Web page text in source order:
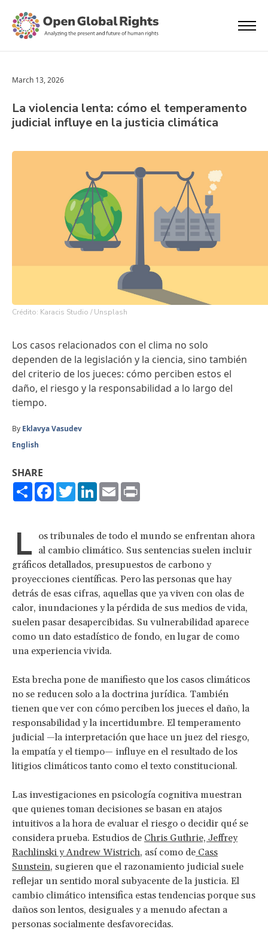
March 13, 2026
La violencia lenta: cómo el temperamento
judicial influye en la justicia climática
Crédito: Karacis Studio / Unsplash
Los casos relacionados con el clima no solo
dependen de la legislación y la ciencia, sino también
del criterio de los jueces: cómo perciben estos el
daño, el riesgo y la responsabilidad a lo largo del
tiempo.
By Eklavya Vasudev
English
SHARE
ShareFacebook
TwitterLinkedIn
Email
L os tribunales de todo el mundo se enfrentan ahora
al cambio climático. Sus sentencias suelen incluir
gráficos detallados, presupuestos de carbono y
proyecciones científicas. Pero las personas que hay
detrás de esas cifras, aquellas que ya viven con olas de
calor, inundaciones y la pérdida de sus medios de vida,
suelen pasar desapercibidas. Su vulnerabilidad aparece
como un dato estadístico de fondo, en lugar de como
una experiencia vivida.
Esta brecha pone de manifiesto que los casos climáticos
no se reducen solo a la doctrina jurídica. También
tienen que ver con cómo perciben los jueces el daño, la
responsabilidad y la incertidumbre. El temperamento
judicial —la interpretación que hace un juez del riesgo,
la empatía y el tiempo— influye en el resultado de los
litigios climáticos tanto como el texto constitucional.
Las investigaciones en psicología cognitiva muestran
que quienes toman decisiones se basan en atajos
intuitivos a la hora de evaluar el riesgo o decidir qué se
considera prueba. Estudios de Chris Guthrie, Jeffrey
Rachlinski y Andrew Wistrich, así como de Cass
Sunstein, sugieren que el razonamiento judicial suele
reflejar un sentido moral subyacente de la justicia. El
cambio climático intensifica estas tendencias porque sus
daños son lentos, desiguales y a menudo afectan a
personas socialmente desfavorecidas.